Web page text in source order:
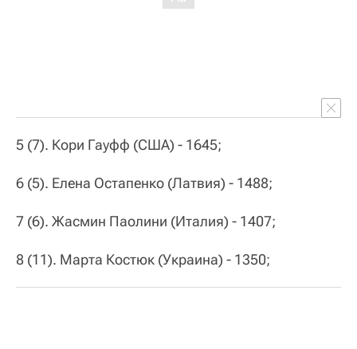
5 (7). Кори Гауфф (США) - 1645;
6 (5). Елена Остапенко (Латвия) - 1488;
7 (6). Жасмин Паолини (Италия) - 1407;
8 (11). Марта Костюк (Украина) - 1350;